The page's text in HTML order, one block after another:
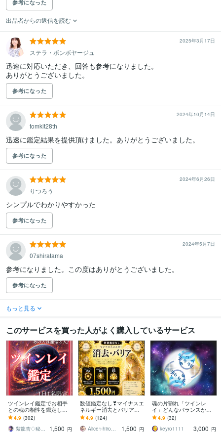
参考になった
出品者からの返信を読む
2025年3月17日
ステラ・ボンボヤージュ
迅速に対応いただき、回答も参考になりました。
参考になった
2024年10月14日
tomkit28th
迅速に鑑定結果を提供頂けました。ありがとうございました。
参考になった
2024年6月26日
りつろう
シンプルでわかりやすかった
参考になった
2024年5月7日
07shiratama
参考になりました。この度はありがとうございました。
参考になった
もっと見る
このサービスを買った人がよく購入しているサービス
ツインレイ鑑定でお相手
との魂の相性を鑑定しま
す 相手とのご縁を霊視
し、さらに強く縁結びの
お手伝いをします。
4.9 (302)
紫龍杏◇秘伝の縁結び祈祷師
1,500 円
数値鑑定なし❣マイナスエ
ネルギー消去とバリアし
ます サイキックアタッ
ク・バンパイア・悪いも
のを鑑定・消去します❣
4.9 (124)
Alice✨hiroスピ認定カウンセラー
1,500 円
魂の片割れ「ツインレ
イ」どんなバランスか解
ります あなたの魂バラン
スから逆算！ツインレイ
が居る魂なのか…？
4.9 (32)
keyro1111
3,000 円